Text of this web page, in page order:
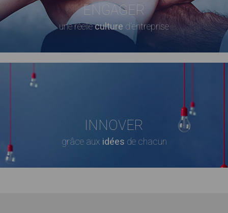
ENGAGER
une réelleculture d'entreprise
INNOVER
grâce aux idées de chacun